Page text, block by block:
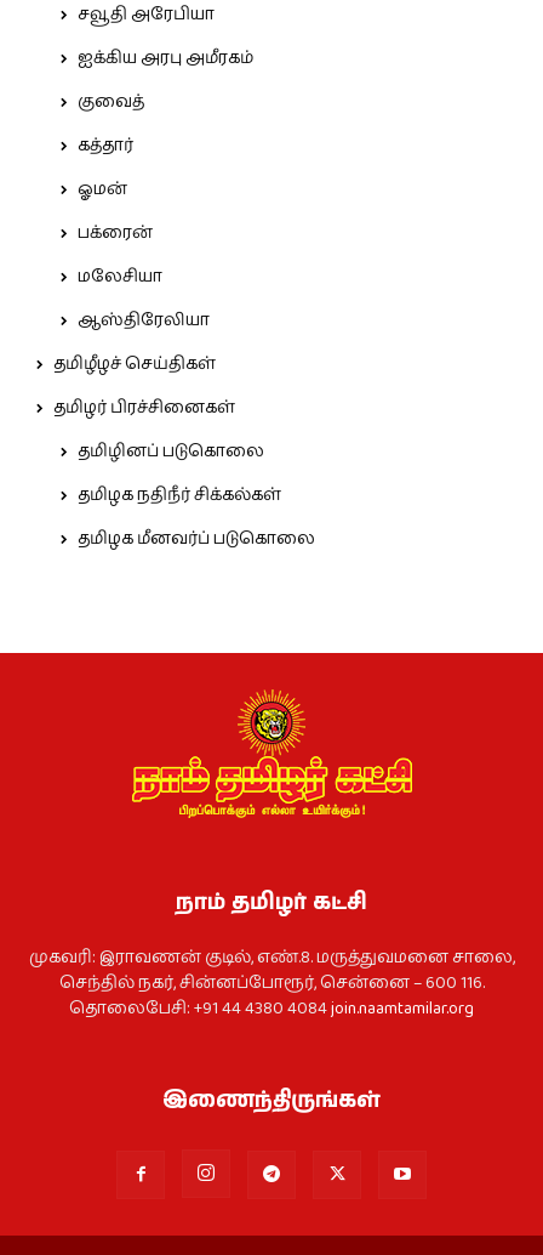
சவூதி அரேபியா
ஐக்கிய அரபு அமீரகம்
குவைத்
கத்தார்
ஓமன்
பக்ரைன்
மலேசியா
ஆஸ்திரேலியா
தமிழீழச் செய்திகள்
தமிழர் பிரச்சினைகள்
தமிழினப் படுகொலை
தமிழக நதிநீர் சிக்கல்கள்
தமிழக மீனவர்ப் படுகொலை
நாம் தமிழர் கட்சி
முகவரி: இராவணன் குடில், எண்.8. மருத்துவமனை சாலை,
செந்தில் நகர், சின்னப்போரூர், சென்னை – 600 116.
தொலைபேசி: +91 44 4380 4084join.naamtamilar.org
இணைந்திருங்கள்